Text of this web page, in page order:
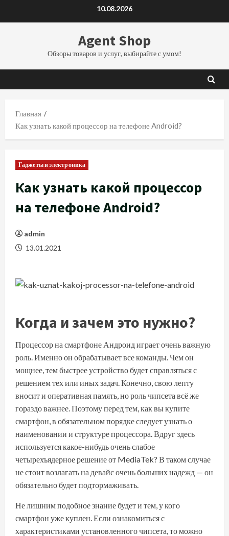
10.08.2026
Agent Shop
Обзоры товаров и услуг, выбирайте с умом!
Главная
Как узнать какой процессор на телефоне Android?
Гаджеты и электроника
Как узнать какой процессор
на телефоне Android?
admin
13.01.2021
Когда и зачем это нужно?
Процессор на смартфоне Андроид играет очень важную
роль. Именно он обрабатывает все команды. Чем он
мощнее, тем быстрее устройство будет справляться с
решением тех или иных задач. Конечно, свою лепту
вносит и оперативная память, но роль чипсета всё же
гораздо важнее. Поэтому перед тем, как вы купите
смартфон, в обязательном порядке следует узнать о
наименовании и структуре процессора. Вдруг здесь
используется какое-нибудь очень слабое
четырехъядерное решение от MediaTek? В таком случае
не стоит возлагать на девайс очень больших надежд — он
обязательно будет подтормаживать.
Не лишним подобное знание будет и тем, у кого
смартфон уже куплен. Если ознакомиться с
характеристиками установленного чипсета, то можно